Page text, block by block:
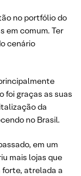
no portfólio do
comum. Ter
cenário
foi graças as suas
da
no Brasil.
em um
mais lojas que
forte, atrelada a